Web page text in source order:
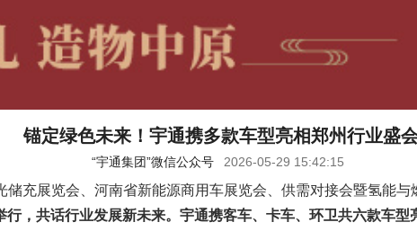
锚定绿色未来！宇通携多款车型亮相郑州行业盛
“宇通集团”微信公众号 2026-05-29 15:42:15
充展览会、河南省新能源商用车展览会、供需对接会暨氢能
，共话行业发展新未来。宇通携客车、卡车、环卫共六款车